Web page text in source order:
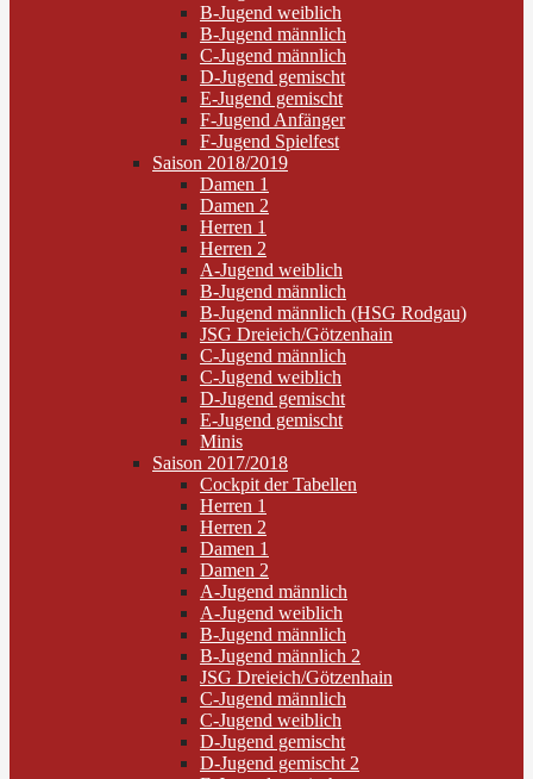
B-Jugend weiblich
B-Jugend männlich
C-Jugend männlich
D-Jugend gemischt
E-Jugend gemischt
F-Jugend Anfänger
F-Jugend Spielfest
Saison 2018/2019
Damen 1
Damen 2
Herren 1
Herren 2
A-Jugend weiblich
B-Jugend männlich
B-Jugend männlich (HSG Rodgau)
JSG Dreieich/Götzenhain
C-Jugend männlich
C-Jugend weiblich
D-Jugend gemischt
E-Jugend gemischt
Minis
Saison 2017/2018
Cockpit der Tabellen
Herren 1
Herren 2
Damen 1
Damen 2
A-Jugend männlich
A-Jugend weiblich
B-Jugend männlich
B-Jugend männlich 2
JSG Dreieich/Götzenhain
C-Jugend männlich
C-Jugend weiblich
D-Jugend gemischt
D-Jugend gemischt 2